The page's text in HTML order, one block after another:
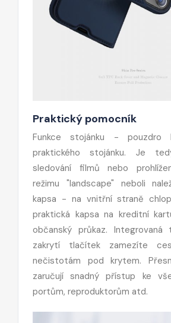
Praktický pomocník
Funkce stojánku -
praktického stojánku. Je
sledování filmů nebo
režimu "landscape" neboli
kapsa - na vnitřní straně
praktická kapsa na kreditní
občanský průkaz.
zakrytí tlačítek zamezíte
nečistotám pod krytem.
zaručují snadný přístup ke
portům, reproduktorům atd.